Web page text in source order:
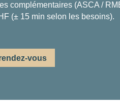
complémentaires (ASCA /
(± 15 min selon les besoins).
vous